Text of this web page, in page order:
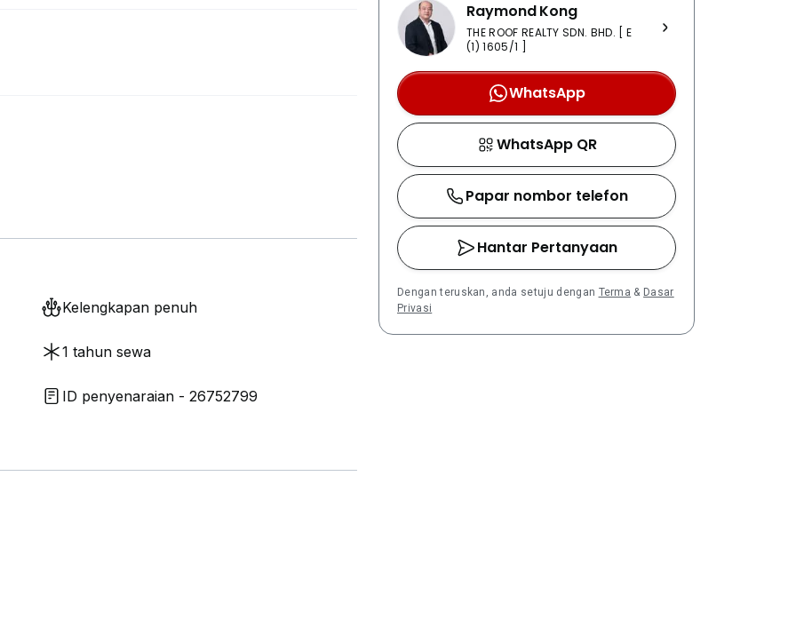
Kelengkapan penuh
1 tahun sewa
ID penyenaraian - 26752799
Raymond Kong
THE ROOF REALTY SDN. BHD. [ E
(1) 1605/1 ]
WhatsApp
WhatsApp QR
Papar nombor telefon
Hantar Pertanyaan
Dengan teruskan, anda setuju dengan Terma & Dasar
Privasi